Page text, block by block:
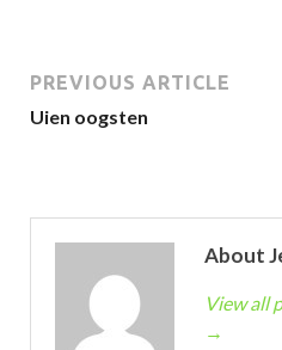
PREVIOUS ARTICLE
Uien oogsten
About
View all
→